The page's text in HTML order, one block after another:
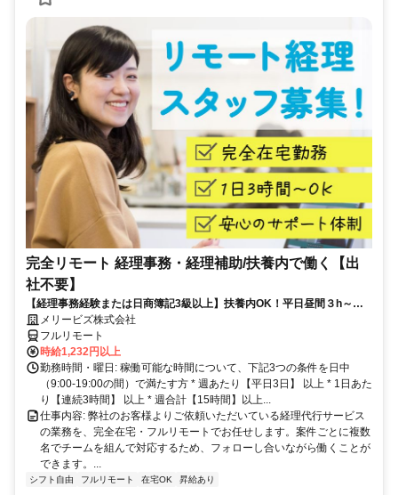
完全リモート 経理事務・経理補助/扶養内で働く【出
社不要】
【経理事務経験または日商簿記3級以上】扶養内OK！平日昼間３h～。
完全在宅で育児・介護中の方も大歓迎♪
メリービズ株式会社
フルリモート
時給1,232円以上
勤務時間・曜日: 稼働可能な時間について、下記3つの条件を日中
（9:00-19:00の間）で満たす方 * 週あたり【平日3日】 以上 * 1日あた
り【連続3時間】 以上 * 週合計【15時間】以上...
仕事内容: 弊社のお客様よりご依頼いただいている経理代行サービス
の業務を、完全在宅・フルリモートでお任せします。案件ごとに複数
名でチームを組んで対応するため、フォローし合いながら働くことが
できます。...
シフト自由 フルリモート 在宅OK 昇給あり